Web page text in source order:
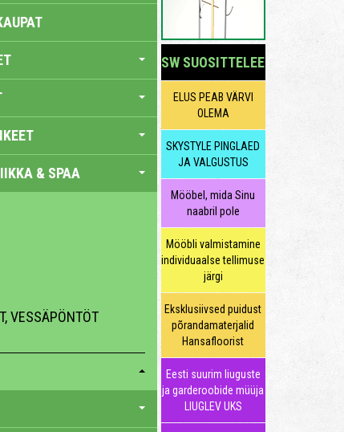
& SPAA
VESSÄPÖNTÖT
SW SUOSITTELEE
ELUS PEAB VÄRVI
OLEMA
SKYSTYLE PINGLAED
JA VALGUSTUS
Mööbel, mida Sinu
naabril pole
Mööbli valmistamine
individuaalse tellimuse
järgi
Eksklusiivsed puidust
põrandamaterjalid
Hansafloorist
Eesti suurim liuguste
ja garderoobide müüja
LIUGLEV UKS